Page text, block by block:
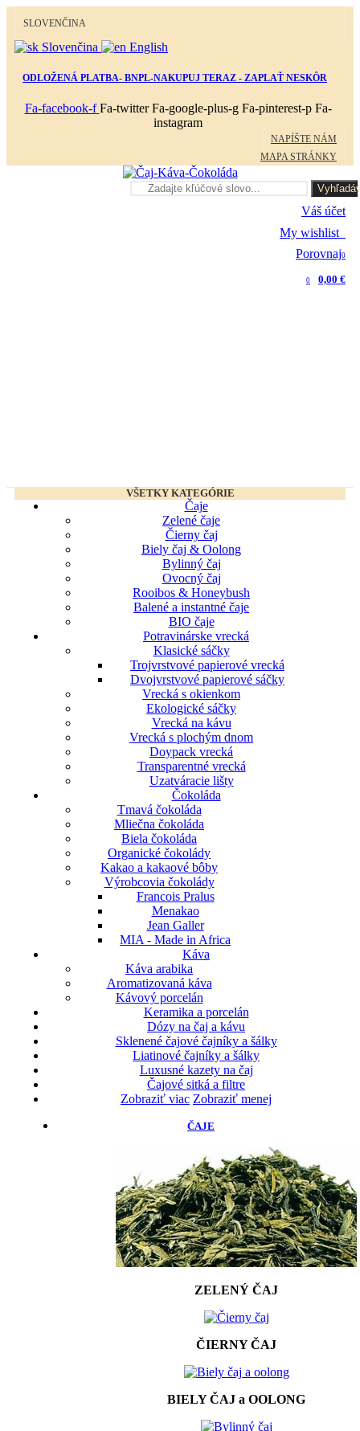
SLOVENČINA
Slovenčina English
ODLOŽENÁ PLATBA- BNPL-NAKUPUJ TERAZ - ZAPLAŤ NESKÔR
Fa-facebook-f Fa-twitter Fa-google-plus-g Fa-pinterest-p Fa-
instagram
NAPÍŠTE NÁM
MAPA STRÁNKY
Váš účet
My wishlist
Porovnaj0
0 0,00 €
VŠETKY KATEGÓRIE
Čaje
Zelené čaje
Čierny čaj
Biely čaj & Oolong
Bylinný čaj
Ovocný čaj
Rooibos & Honeybush
Balené a instantné čaje
BIO čaje
Potravinárske vrecká
Klasické sáčky
Trojvrstvové papierové vrecká
Dvojvrstvové papierové sáčky
Vrecká s okienkom
Ekologické sáčky
Vrecká na kávu
Vrecká s plochým dnom
Doypack vrecká
Transparentné vrecká
Uzatváracie lišty
Čokoláda
Tmavá čokoláda
Mliečna čokoláda
Biela čokoláda
Organické čokolády
Kakao a kakaové bôby
Výrobcovia čokolády
Francois Pralus
Menakao
Jean Galler
MIA - Made in Africa
Káva
Káva arabika
Aromatizovaná káva
Kávový porcelán
Keramika a porcelán
Dózy na čaj a kávu
Sklenené čajové čajníky a šálky
Liatinové čajníky a šálky
Luxusné kazety na čaj
Čajové sitká a filtre
Zobraziť viac Zobraziť menej
ČAJE
ZELENÝ ČAJ
ČIERNY ČAJ
BIELY ČAJ a OOLONG